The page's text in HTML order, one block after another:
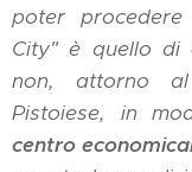
poter
City" è quello di
non, attorno
Pistoiese, in
centro